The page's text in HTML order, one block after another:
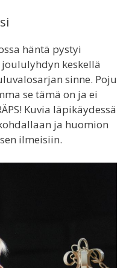
häntä pystyi
keskellä
sinne. Poju
se tämä on ja ei
Kuvia läpikäydessä
ja huomion
ilmeisiin.